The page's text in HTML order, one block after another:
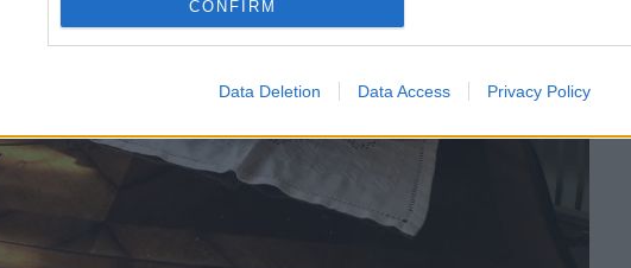
CONFIRM
Data Deletion Data Access Privacy Policy